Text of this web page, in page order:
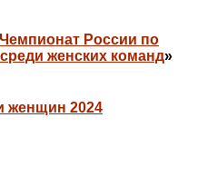
Чемпионат России по
женских команд»
женщин 2024